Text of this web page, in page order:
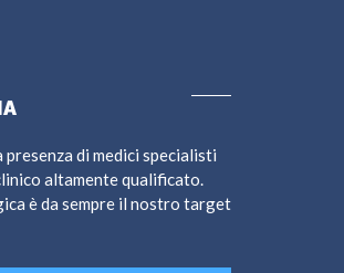
presenza di medici specialisti
altamente qualificato.
è da sempre il nostro target